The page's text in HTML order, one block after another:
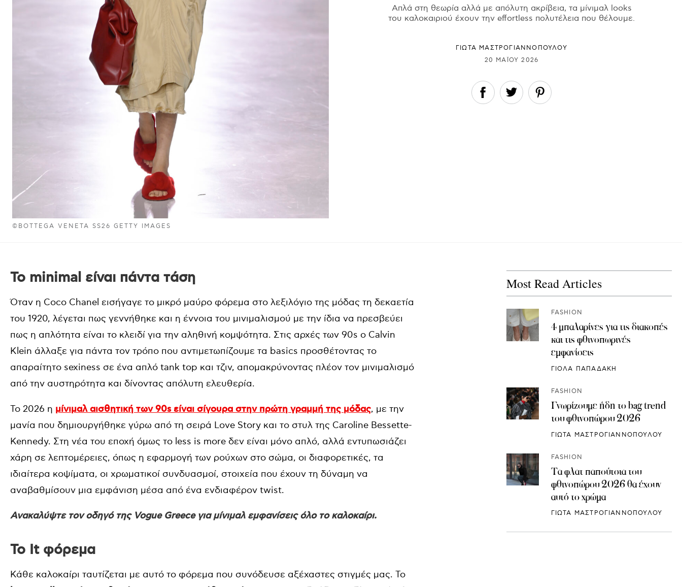
©BOTTEGA VENETA SS26 GETTY IMAGES
Απλά στη θεωρία αλλά με απόλυτη ακρίβεια, τα μίνιμαλ looks
του καλοκαιριού έχουν την effortless πολυτέλεια που θέλουμε.
ΓΙΩΤΑ ΜΑΣΤΡΟΓΙΑΝΝΟΠΟΥΛΟΥ
20 ΜΑΪ́ΟΥ 2026
Το minimal είναι πάντα τάση
Όταν η Coco Chanel εισήγαγε το μικρό μαύρο φόρεμα στο λεξιλόγιο της μόδας τη δεκαετία
του 1920, λέγεται πως γεννήθηκε και η έννοια του μινιμαλισμού με την ίδια να πρεσβεύει
πως η απλότητα είναι το κλειδί για την αληθινή κομψότητα. Στις αρχές των 90s ο Calvin
Klein άλλαξε για πάντα τον τρόπο που αντιμετωπίζουμε τα basics προσθέτοντας το
απαραίτητο sexiness σε ένα απλό tank top και τζιν, απομακρύνοντας πλέον τον μινιμαλισμό
από την αυστηρότητα και δίνοντας απόλυτη ελευθερία.
Το 2026 η μίνιμαλ αισθητική των 90s είναι σίγουρα στην πρώτη γραμμή της μόδας, με την
μανία που δημιουργήθηκε γύρω από τη σειρά Love Story και το στυλ της Caroline Bessette-
Kennedy. Στη νέα του εποχή όμως το less is more δεν είναι μόνο απλό, αλλά εντυπωσιάζει
χάρη σε λεπτομέρειες, όπως η εφαρμογή των ρούχων στο σώμα, οι διαφορετικές, τα
ιδιαίτερα κοψίματα, οι χρωματικοί συνδυασμοί, στοιχεία που έχουν τη δύναμη να
αναβαθμίσουν μια εμφάνιση μέσα από ένα ενδιαφέρον twist.
Ανακαλύψτε τον οδηγό της Vogue Greece για μίνιμαλ εμφανίσεις όλο το καλοκαίρι.
Το It φόρεμα
Κάθε καλοκαίρι ταυτίζεται με αυτό το φόρεμα που συνόδευσε αξέχαστες στιγμές μας. Το
Most Read Articles
FASHION
4 μπαλαρίνες για τις διακοπές
και τις φθινοπωρινές
εμφανίσεις
ΓΙΟΛΑ ΠΑΠΑΔΑΚΗ
FASHION
Γνωρίζουμε ήδη το bag trend
του φθινοπώρου 2026
ΓΙΩΤΑ ΜΑΣΤΡΟΓΙΑΝΝΟΠΟΥΛΟΥ
FASHION
Τα φλατ παπούτσια του
φθινοπώρου 2026 θα έχουν
αυτό το χρώμα
ΓΙΩΤΑ ΜΑΣΤΡΟΓΙΑΝΝΟΠΟΥΛΟΥ